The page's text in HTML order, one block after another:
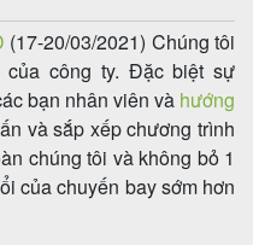
(17-20/03/2021) Chúng tôi
công ty. Đặc biệt sự
bạn nhân viên và hướng
và sắp xếp chương trình
chúng tôi và không bỏ 1
của chuyến bay sớm hơn